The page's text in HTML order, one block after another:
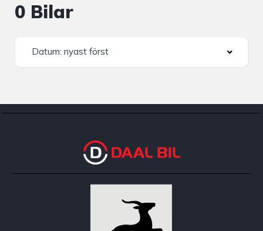
0 Bilar
Datum: nyast först